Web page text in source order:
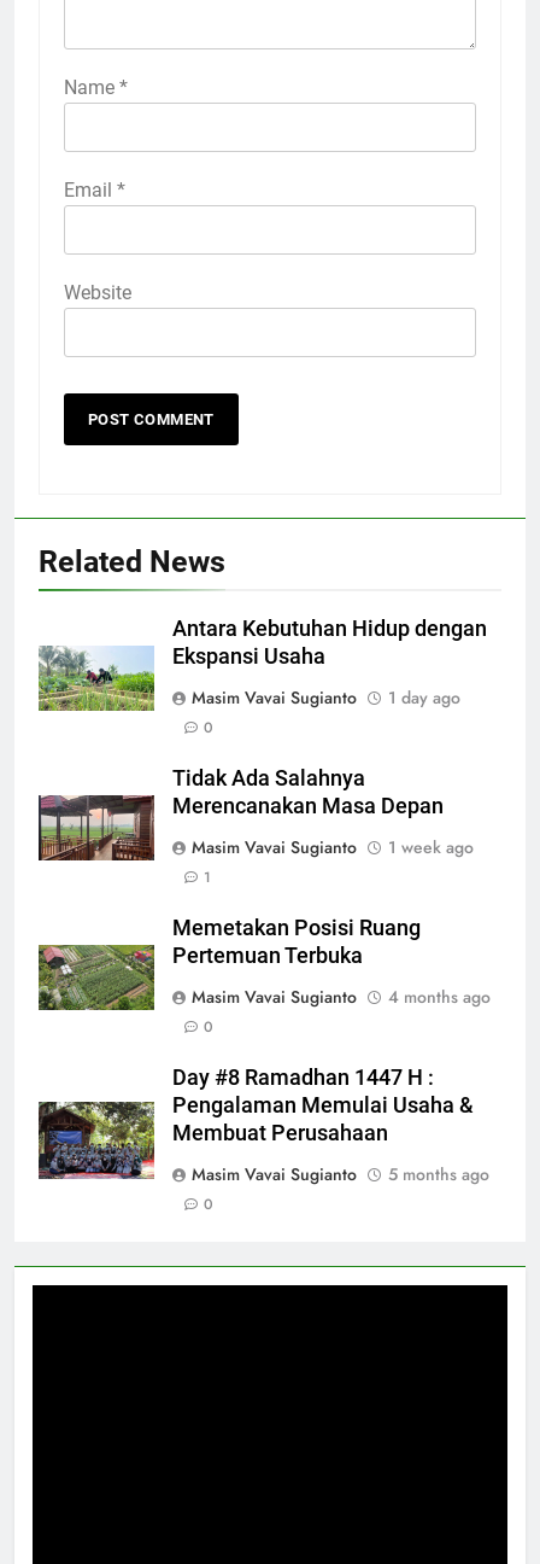
Name *
Email *
Website
Related News
Antara Kebutuhan Hidup dengan
Ekspansi Usaha
Masim Vavai Sugianto
1 day ago
0
Tidak Ada Salahnya
Merencanakan Masa Depan
Masim Vavai Sugianto
1 week ago
1
Memetakan Posisi Ruang
Pertemuan Terbuka
Masim Vavai Sugianto
4 months ago
0
Day #8 Ramadhan 1447 H :
Pengalaman Memulai Usaha &
Membuat Perusahaan
Masim Vavai Sugianto
5 months ago
0